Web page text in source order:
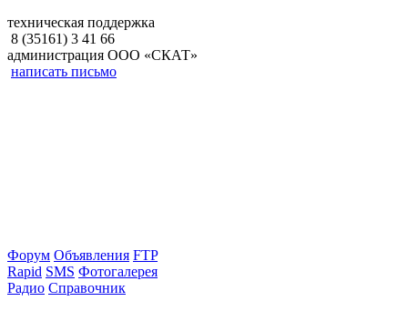
техническая поддержка
8 (35161) 3 41 66
администрация ООО «СКАТ»
написать письмо
Форум Объявления FTP
Rapid SMS Фотогалерея
Радио Справочник